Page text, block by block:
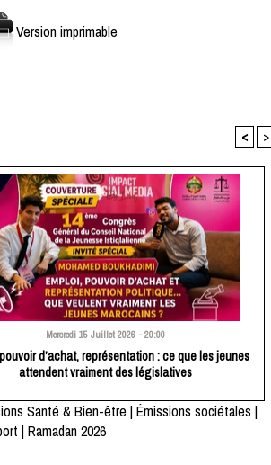
Version imprimable
< >
Mercredi 15 Juillet 2026 - 20:00
d’achat, représentation : ce que les jeunes
attendent vraiment des législatives
Santé & Bien-être |Émissions sociétales |
|Ramadan 2026